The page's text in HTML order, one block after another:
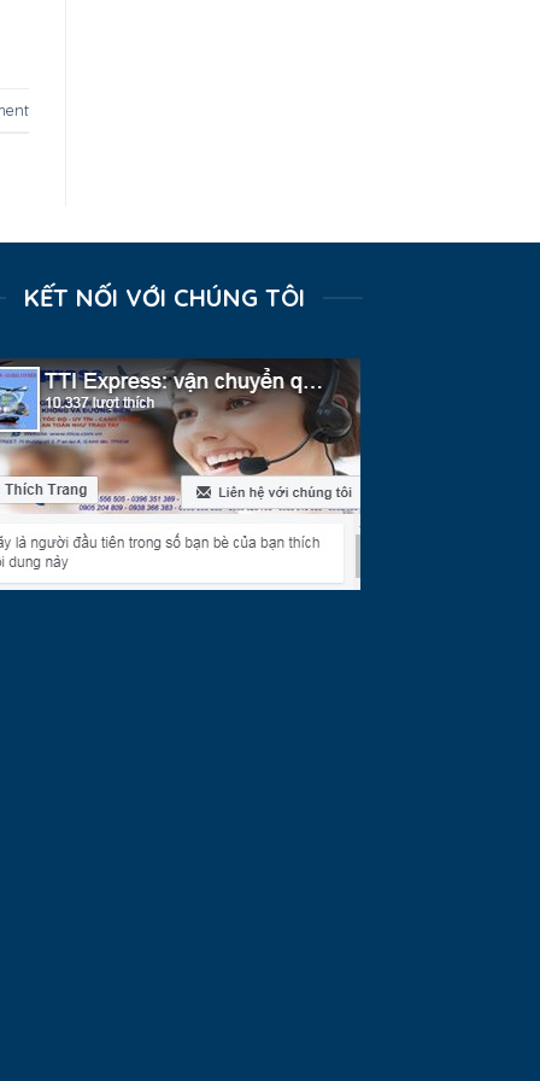
KẾT NỐI VỚI CHÚNG TÔI